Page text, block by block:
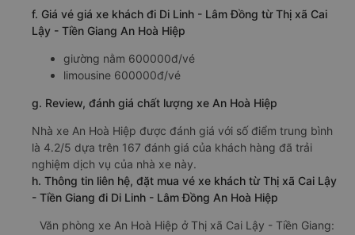
f. Giá vé giá xe khách đi Di Linh - Lâm Đồng từ Thị xã Cai
Lậy - Tiền Giang An Hoà Hiệp
giường nằm 600000đ/vé
limousine 600000đ/vé
g. Review, đánh giá chất lượng xe An Hoà Hiệp
Nhà xe An Hoà Hiệp được đánh giá với số điểm trung bình
là 4.2/5 dựa trên 167 đánh giá của khách hàng đã trải
nghiệm dịch vụ của nhà xe này.
h. Thông tin liên hệ, đặt mua vé xe khách từ Thị xã Cai Lậy
- Tiền Giang đi Di Linh - Lâm Đồng An Hoà Hiệp
Văn phòng xe An Hoà Hiệp ở Thị xã Cai Lậy - Tiền Giang: